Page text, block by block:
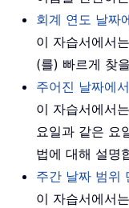
회계 연도 날짜
이 자습서에서
(를) 빠르게 찾
주어진 날짜에
이 자습서에서
요일과 같은 요
법에 대해 설명
주간 날짜 범위
이 자습서에서